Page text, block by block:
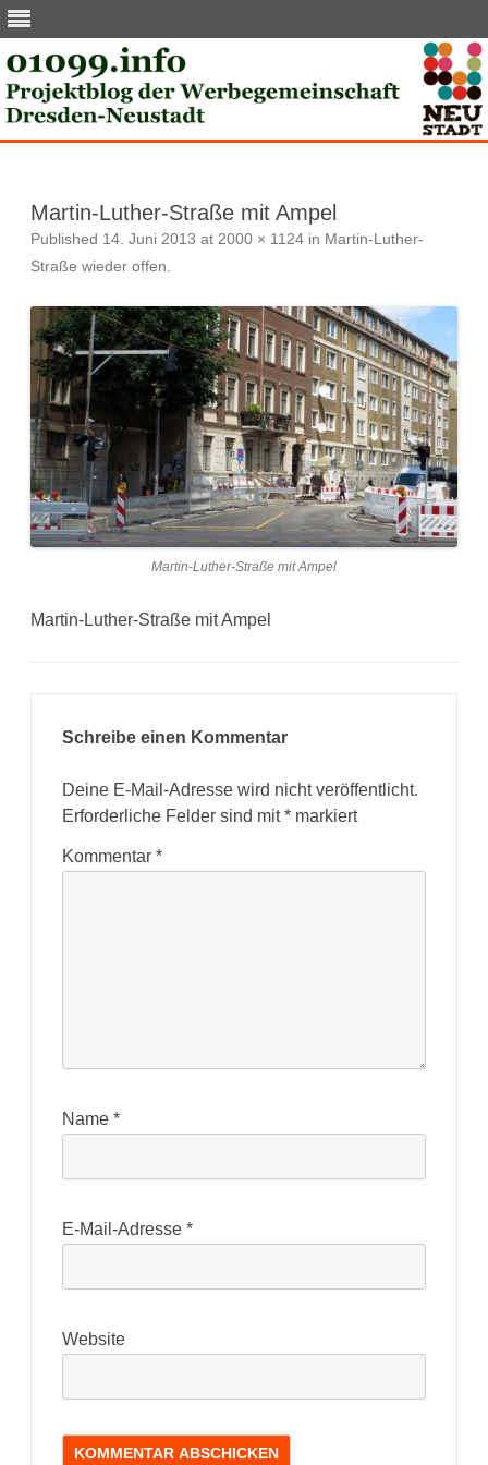
Martin-Luther-Straße mit Ampel
Published 14. Juni 2013 at 2000 × 1124 in Martin-Luther-
Straße wieder offen.
Martin-Luther-Straße mit Ampel
Martin-Luther-Straße mit Ampel
Schreibe einen Kommentar
Deine E-Mail-Adresse wird nicht veröffentlicht.
Erforderliche Felder sind mit* markiert
Kommentar *
Name *
E-Mail-Adresse *
Website